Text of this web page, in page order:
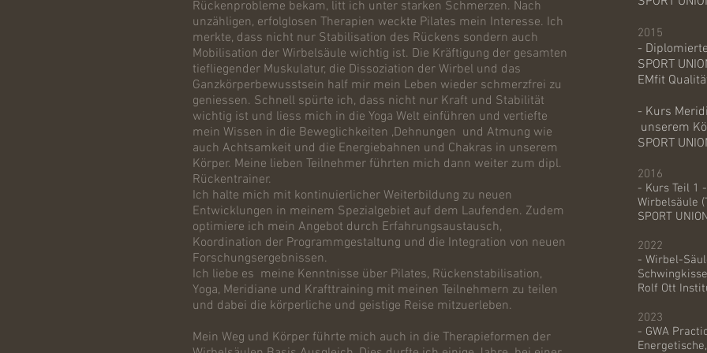
Rückenprobleme bekam, litt ich unter starken Schmerzen. Nach
unzähligen, erfolglosen Therapien weckte Pilates mein Interesse. Ich
merkte, dass nicht nur Stabilisation des Rückens sondern auch
Mobilisation der Wirbelsäule wichtig ist. Die Kräftigung der gesamten
tiefliegender Muskulatur, die Dissoziation der Wirbel und das
Ganzkörperbewusstsein half mir mein Leben wieder schmerzfrei zu
geniessen. Schnell spürte ich, dass nicht nur Kraft und Stabilität
wichtig ist und liess mich in die Yoga Welt einführen und vertiefte
mein Wissen in die Beweglichkeiten ,Dehnungen und Atmung wie
auch Achtsamkeit und die Energiebahnen und Chakras in unserem
Körper. Meine lieben Teilnehmer führten mich dann weiter zum dipl.
Rückentrainer.
Ich halte mich mit kontinuierlicher Weiterbildung zu neuen
Entwicklungen in meinem Spezialgebiet auf dem Laufenden. Zudem
optimiere ich mein Angebot durch Erfahrungsaustausch,
Koordination der Programmgestaltung und die Integration von neuen
Forschungsergebnissen.
Ich liebe es meine Kenntnisse über Pilates, Rückenstabilisation,
Yoga, Meridiane und Krafttraining mit meinen Teilnehmern zu teilen
und dabei die körperliche und geistige Reise mitzuerleben.
Mein Weg und Körper führte mich auch in die Therapieformen der
2015
-
SPORT
EMfit
- Kurs
unserem
SPORT
2016
- Kurs Teil 1
Wirbelsäule
SPORT
2022
- Wirbel-
Rolf Ott
2023
- GWA